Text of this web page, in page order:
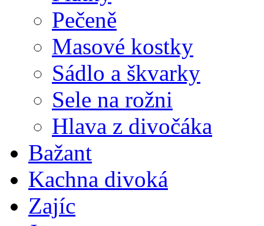
Pečeně
Masové kostky
Sádlo a škvarky
Sele na rožni
Hlava z divočáka
Bažant
Kachna divoká
Zajíc